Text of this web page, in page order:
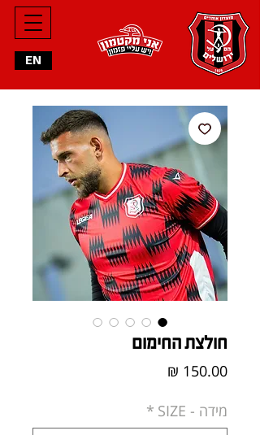
EN
חולצת החימום
מידה - SIZE *